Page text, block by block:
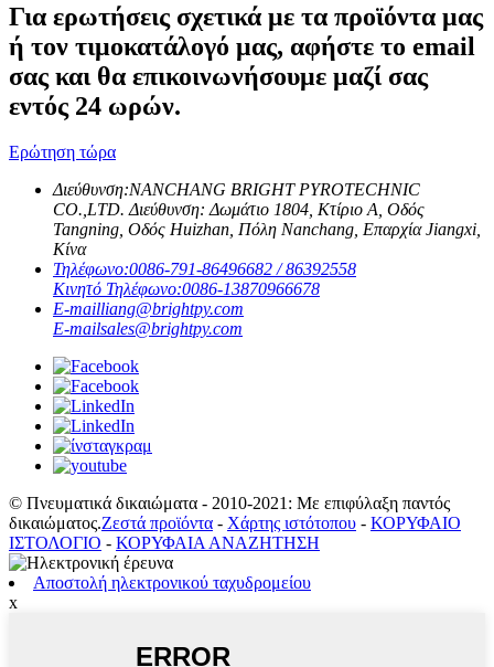
Για ερωτήσεις σχετικά με τα προϊόντα μας
ή τον τιμοκατάλογό μας, αφήστε το email
σας και θα επικοινωνήσουμε μαζί σας
εντός 24 ωρών.
Ερώτηση τώρα
Διεύθυνση:NANCHANG BRIGHT PYROTECHNIC
CO.,LTD. Διεύθυνση: Δωμάτιο 1804, Κτίριο Α, Οδός
Tangning, Οδός Huizhan, Πόλη Nanchang, Επαρχία Jiangxi,
Κίνα
Τηλέφωνο:0086-791-86496682 / 86392558
Κινητό Τηλέφωνο:0086-13870966678
E-mailliang@brightpy.com
E-mailsales@brightpy.com
© Πνευματικά δικαιώματα - 2010-2021: Με επιφύλαξη παντός
δικαιώματος.Ζεστά προϊόντα - Χάρτης ιστότοπου - ΚΟΡΥΦΑΙΟ
ΙΣΤΟΛΟΓΙΟ - ΚΟΡΥΦΑΙΑ ΑΝΑΖΗΤΗΣΗ
Αποστολή ηλεκτρονικού ταχυδρομείου
x